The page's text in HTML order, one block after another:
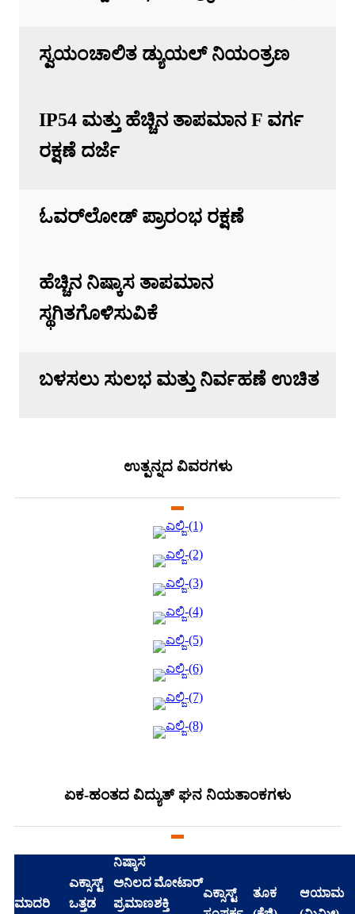
ಸ್ವಯಂಚಾಲಿತ ಡ್ಯುಯಲ್ ನಿಯಂತ್ರಣ
IP54 ಮತ್ತು ಹೆಚ್ಚಿನ ತಾಪಮಾನ F ವರ್ಗ
ರಕ್ಷಣೆ ದರ್ಜೆ
ಓವರ್‌ಲೋಡ್ ಪ್ರಾರಂಭ ರಕ್ಷಣೆ
ಹೆಚ್ಚಿನ ನಿಷ್ಕಾಸ ತಾಪಮಾನ
ಸ್ಥಗಿತಗೊಳಿಸುವಿಕೆ
ಬಳಸಲು ಸುಲಭ ಮತ್ತು ನಿರ್ವಹಣೆ ಉಚಿತ
ಉತ್ಪನ್ನದ ವಿವರಗಳು
ಏಕ-ಹಂತದ ವಿದ್ಯುತ್ ಘನ ನಿಯತಾಂಕಗಳು
ಮಾದರಿ
ಎಕ್ಸಾಸ್ಟ್
ಒತ್ತಡ
ನಿಷ್ಕಾಸ
ಅನಿಲದ
ಪ್ರಮಾಣ
ಮೋಟಾರ್
ಶಕ್ತಿ
ಎಕ್ಸಾಸ್ಟ್
ತೂಕ
ಆಯಾಮ